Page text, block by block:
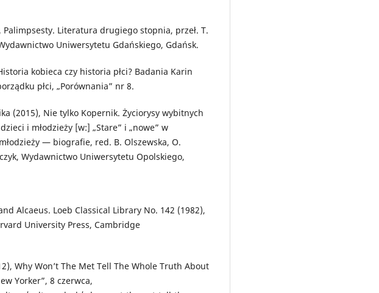
Palimpsesty. Literatura drugiego stopnia, przeł. T.
Uniwersytetu Gdańskiego, Gdańsk.
kobieca czy historia płci? Badania Karin
płci, „Porównania” nr 8.
(2015), Nie tylko Kopernik. Życiorysy wybitnych
i młodzieży [w:] „Stare” i „nowe” w
— biografie, red. B. Olszewska, O.
Wydawnictwo Uniwersytetu Opolskiego,
Alcaeus. Loeb Classical Library No. 142 (1982),
University Press, Cambridge
Why Won’t The Met Tell The Whole Truth About
Yorker”, 8 czerwca,